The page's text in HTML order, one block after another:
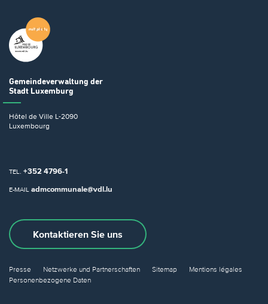
Gemeindeverwaltung der
Stadt Luxemburg
Hôtel de Ville L-2090
Luxembourg
TEL. +352 4796-1
E-MAIL admcommunale@vdl.lu
Kontaktieren Sie uns
Presse Netzwerke und Partnerschaften Sitemap
Mentions légales
Personenbezogene Daten